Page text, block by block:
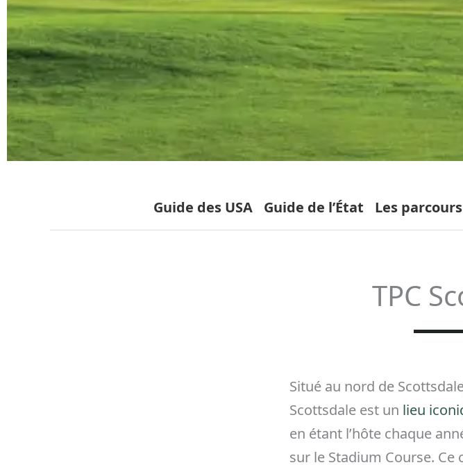
Guide des USA Guide de l’État Les parcours
TPC
Situé au nord de
Scottsdale est un lieu
en étant l’hôte chaque
sur le Stadium Course.